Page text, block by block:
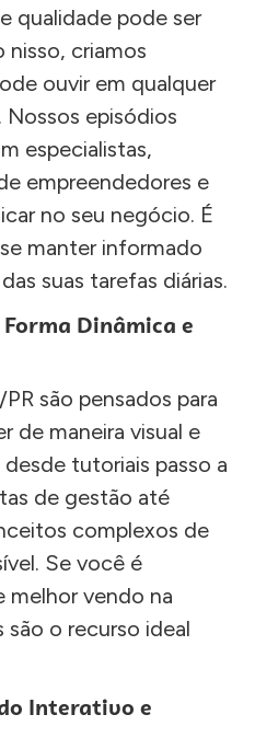
qualidade pode ser
nisso, criamos
ouvir em qualquer
Nossos episódios
especialistas,
empreendedores e
no seu negócio. É
manter informado
suas tarefas diárias.
Dinâmica e
são pensados para
de maneira visual e
tutoriais passo a
de gestão até
complexos de
Se você é
melhor vendo na
são o recurso ideal
Interativo e